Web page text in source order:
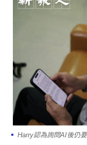
Harry認為詢問AI後仍